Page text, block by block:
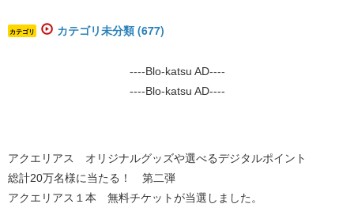
カテゴリ カテゴリ未分類 (677)
----Blo-katsu AD----
----Blo-katsu AD----
アクエリアス オリジナルグッズや選べるデジタルポイント
総計20万名様に当たる！ 第二弾
アクエリアス１本 無料チケットが当選しました。